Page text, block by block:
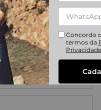
28 29 30 32
Concordo
termos da
Privacidade